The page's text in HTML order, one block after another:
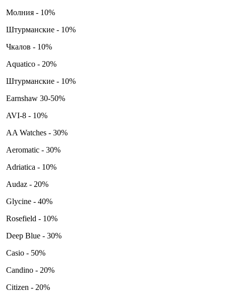
Молния - 10%
Штурманские - 10%
Чкалов - 10%
Aquatico - 20%
Штурманские - 10%
Earnshaw 30-50%
AVI-8 - 10%
AA Watches - 30%
Aeromatic - 30%
Adriatica - 10%
Audaz - 20%
Glycine - 40%
Rosefield - 10%
Deep Blue - 30%
Casio - 50%
Candino - 20%
Citizen - 20%